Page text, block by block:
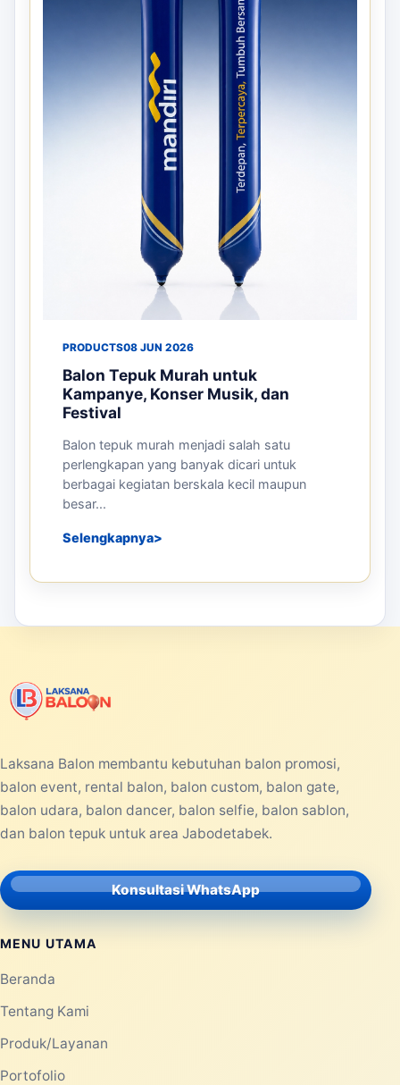
PRODUCTS08 JUN 2026
Balon Tepuk Murah untuk
Kampanye, Konser Musik, dan
Festival
Balon tepuk murah menjadi salah satu
perlengkapan yang banyak dicari untuk
berbagai kegiatan berskala kecil maupun
besar...
Selengkapnya
Laksana Balon membantu kebutuhan balon promosi,
balon event, rental balon, balon custom, balon gate,
balon udara, balon dancer, balon selfie, balon sablon,
dan balon tepuk untuk area Jabodetabek.
Konsultasi WhatsApp
MENU UTAMA
Beranda
Tentang Kami
Produk/Layanan
Portofolio